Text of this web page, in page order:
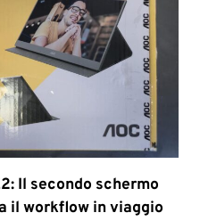
Il secondo schermo
il workflow in viaggio